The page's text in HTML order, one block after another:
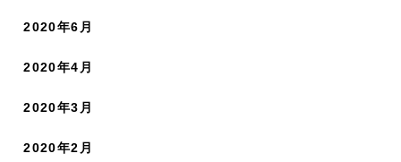
2020年6月
2020年4月
2020年3月
2020年2月